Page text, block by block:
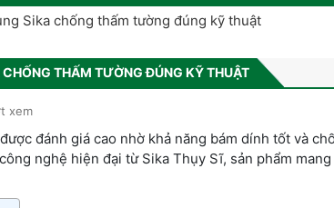
Sika chống thấm tường đúng kỹ thuật
THẤM TƯỜNG ĐÚNG KỸ THUẬT
xem
đánh giá cao nhờ khả năng bám dính tốt và
nghệ hiện đại từ Sika Thụy Sĩ, sản phẩm